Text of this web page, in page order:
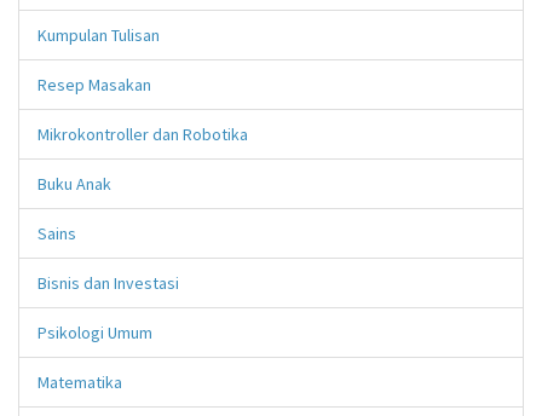
Kumpulan Tulisan
Resep Masakan
Mikrokontroller dan Robotika
Buku Anak
Sains
Bisnis dan Investasi
Psikologi Umum
Matematika